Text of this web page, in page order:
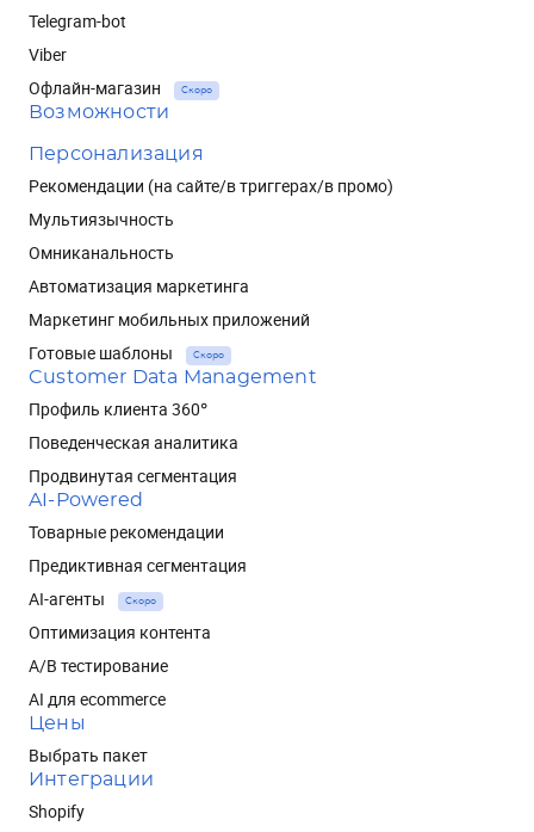
Telegram-bot
Viber
Офлайн-магазин
Скоро
Возможности
Персонализация
Рекомендации (на сайте/в триггерах/в промо)
Мультиязычность
Омниканальность
Автоматизация маркетинга
Маркетинг мобильных приложений
Готовые шаблоны
Скоро
Customer Data Management
Профиль клиента 360°
Поведенческая аналитика
Продвинутая сегментация
AI-Powered
Товарные рекомендации
Предиктивная сегментация
AI-агенты
Скоро
Оптимизация контента
A/B тестирование
AI для ecommerce
Цены
Выбрать пакет
Интеграции
Shopify